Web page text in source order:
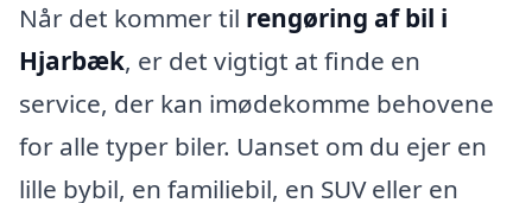
Når det kommer til rengøring af bil i
Hjarbæk, er det vigtigt at finde en
service, der kan imødekomme behovene
for alle typer biler. Uanset om du ejer en
lille bybil, en familiebil, en SUV eller en